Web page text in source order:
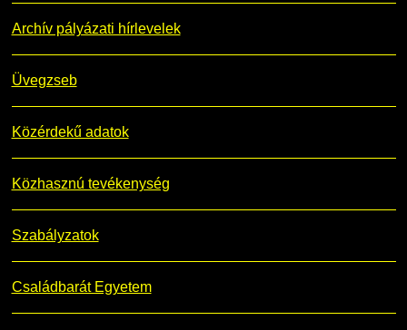
Archív pályázati hírlevelek
Üvegzseb
Közérdekű adatok
Közhasznú tevékenység
Szabályzatok
Családbarát Egyetem